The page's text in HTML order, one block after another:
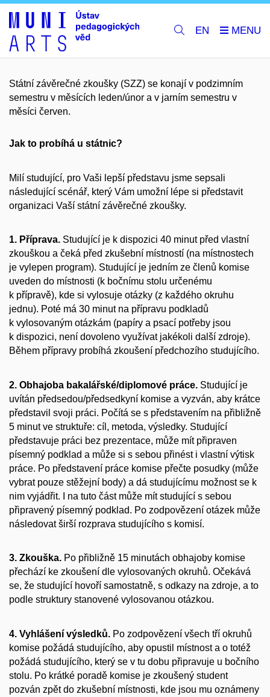
EN
Státní závěrečné zkoušky (SZZ) se konají v podzimním
semestru v měsících leden/únor a v jarním semestru v
měsíci červen.
Jak to probíhá u státnic?
Milí studující, pro Vaši lepší představu jsme sepsali
následující scénář, který Vám umožní lépe si představit
organizaci Vaší státní závěrečné zkoušky.
1. Příprava. Studující je k dispozici 40 minut před vlastní
zkouškou a čeká před zkušební místností (na místnostech
je vylepen program). Studující je jedním ze členů komise
uveden do místnosti (k bočnímu stolu určenému
k přípravě), kde si vylosuje otázky (z každého okruhu
jednu). Poté má 30 minut na přípravu podkladů
k vylosovaným otázkám (papíry a psací potřeby jsou
k dispozici, není dovoleno využívat jakékoli další zdroje).
Během přípravy probíhá zkoušení předchozího studujícího.
2. Obhajoba bakalářské/diplomové práce. Studující je
uvítán předsedou/předsedkyní komise a vyzván, aby krátce
představil svoji práci. Počítá se s představením na přibližně
5 minut ve struktuře: cíl, metoda, výsledky. Studující
představuje práci bez prezentace, může mít připraven
písemný podklad a může si s sebou přinést i vlastní výtisk
práce. Po představení práce komise přečte posudky (může
vybrat pouze stěžejní body) a dá studujícímu možnost se k
nim vyjádřit. I na tuto část může mít studující s sebou
připravený písemný podklad. Po zodpovězení otázek může
následovat širší rozprava studujícího s komisí.
3. Zkouška. Po přibližně 15 minutách obhajoby komise
přechází ke zkoušení dle vylosovaných okruhů. Očekává
se, že studující hovoří samostatně, s odkazy na zdroje, a to
podle struktury stanovené vylosovanou otázkou.
4. Vyhlášení výsledků. Po zodpovězení všech tří okruhů
komise požádá studujícího, aby opustil místnost a o totéž
požádá studujícího, který se v tu dobu připravuje u bočního
stolu. Po krátké poradě komise je zkoušený student
pozván zpět do zkušební místnosti, kde jsou mu oznámeny